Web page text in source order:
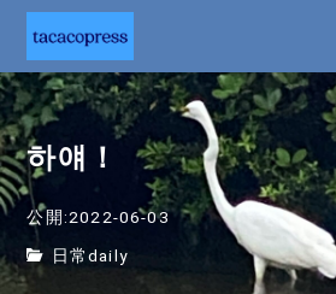
하얘！
公開:2022-06-03
日常daily